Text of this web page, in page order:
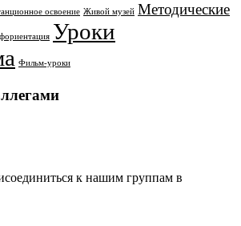
освоение Живой музей Методические
Уроки
Фильм-уроки
к нашим группам в